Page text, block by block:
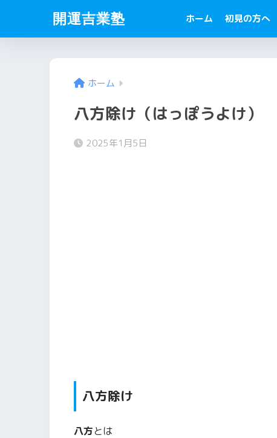
開運吉業塾 ホーム 初見の方へ
ホーム
八方除け（はっぽうよけ）
2025年1月5日
八方除け
八方とは